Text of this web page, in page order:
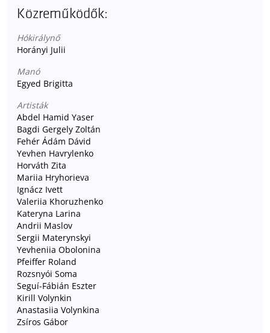
Közreműködők:
Hókirálynő
Horányi Julii
Manó
Egyed Brigitta
Artisták
Abdel Hamid Yaser
Bagdi Gergely Zoltán
Fehér Ádám Dávid
Yevhen Havrylenko
Horváth Zita
Mariia Hryhorieva
Ignácz Ivett
Valeriia Khoruzhenko
Kateryna Larina
Andrii Maslov
Sergii Materynskyi
Yevheniia Obolonina
Pfeiffer Roland
Rozsnyói Soma
Seguí-Fábián Eszter
Kirill Volynkin
Anastasiia Volynkina
Zsíros Gábor